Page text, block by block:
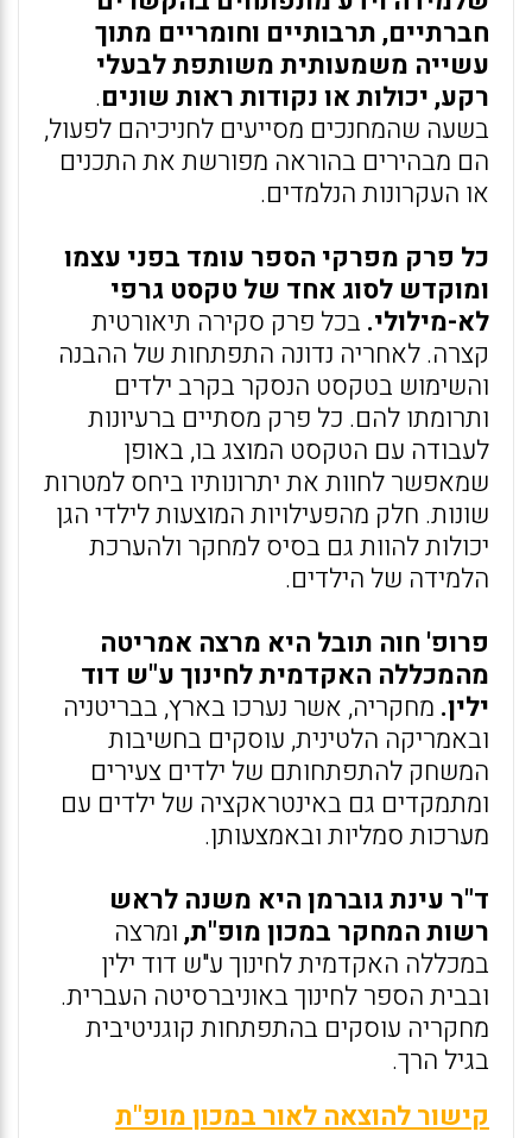
חברתיים, תרבותיים וחומריים מתוך
עשייה משמעותית משותפת לבעלי
רקע, יכולות או נקודות ראות שונים.
בשעה שהמחנכים מסייעים לחניכיהם לפעול,
הם מבהירים בהוראה מפורשת את התכנים
או העקרונות הנלמדים.
כל פרק מפרקי הספר עומד בפני עצמו
ומוקדש לסוג אחד של טקסט גרפי
לא-מילולי. בכל פרק סקירה תיאורטית
קצרה. לאחריה נדונה התפתחות של ההבנה
והשימוש בטקסט הנסקר בקרב ילדים
ותרומתו להם. כל פרק מסתיים ברעיונות
לעבודה עם הטקסט המוצג בו, באופן
שמאפשר לחוות את יתרונותיו ביחס למטרות
שונות. חלק מהפעילויות המוצעות לילדי הגן
יכולות להוות גם בסיס למחקר ולהערכת
הלמידה של הילדים.
פרופ' חוה תובל היא מרצה אמריטה
מהמכללה האקדמית לחינוך ע"ש דוד
ילין. מחקריה, אשר נערכו בארץ, בבריטניה
ובאמריקה הלטינית, עוסקים בחשיבות
המשחק להתפתחותם של ילדים צעירים
ומתמקדים גם באינטראקציה של ילדים עם
מערכות סמליות ובאמצעותן.
ד"ר עינת גוברמן היא משנה לראש
רשות המחקר במכון מופ"ת,ומרצה
במכללה האקדמית לחינוך ע"ש דוד ילין
ובבית הספר לחינוך באוניברסיטה העברית.
מחקריה עוסקים בהתפתחות קוגניטיבית
בגיל הרך.
קישור להוצאה לאור במכון מופ"ת